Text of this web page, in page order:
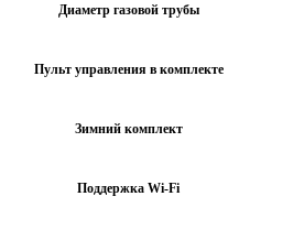
Диаметр газовой трубы
Пульт управления в комплекте
Зимний комплект
Поддержка Wi-Fi